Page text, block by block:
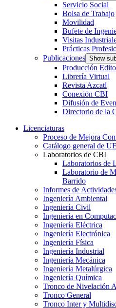
Servicio Social
Bolsa de Trabajo
Movilidad
Bufete de
Visitas
Prácticas
Publicaciones Show
Producción
Librería Virtual
Revista Azcatl
Conexión CBI
Difusión de
Directorio de la
Licenciaturas
Proceso de Mejora
Catálogo general de
Laboratorios de CBI
Laboratorios de
Laboratorio de
Barrido
Informes de
Ingeniería Ambiental
Ingeniería Civil
Ingeniería en
Ingeniería Eléctrica
Ingeniería Electrónica
Ingeniería Física
Ingeniería Industrial
Ingeniería Mecánica
Ingeniería Metalúrgica
Ingeniería Química
Tronco de Nivelación
Tronco General
Tronco Inter y